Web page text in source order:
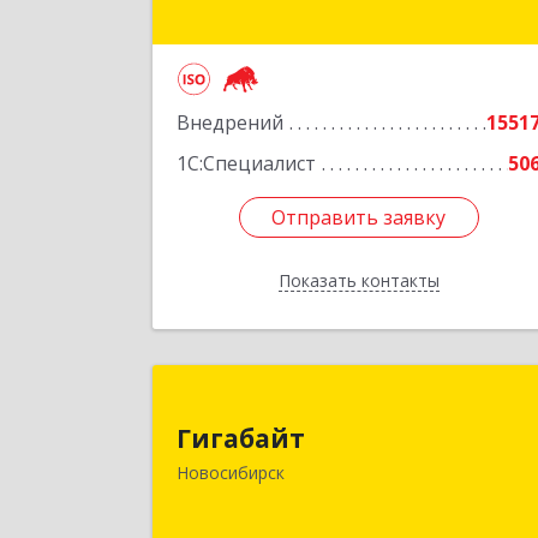
Внедрений
1С:Специалист
Отправить заявку
Показать контакты
Отправить заявку
Назад
Гигабайт
Новосибирск
Новосибирск г, Ядринцевская ул, дом